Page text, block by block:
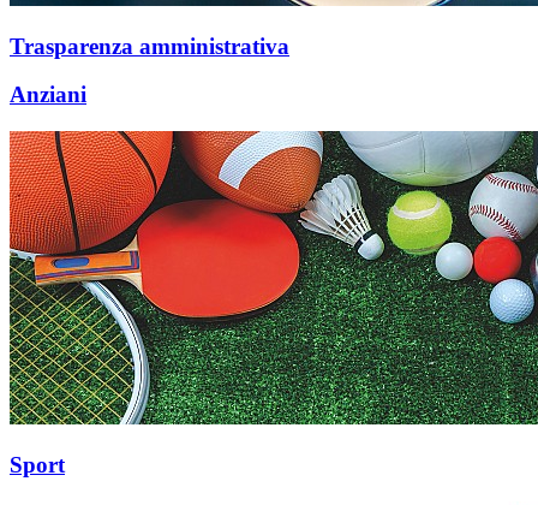
Trasparenza amministrativa
Anziani
Sport